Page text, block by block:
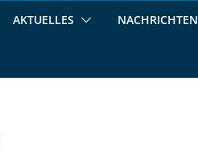
AKTUELLES NACHRICHTEN